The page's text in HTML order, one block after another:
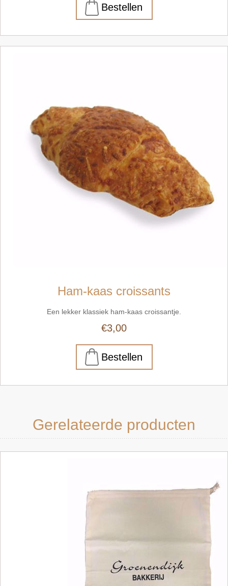
Ham-kaas croissants
Een lekker klassiek ham-kaas croissantje.
€3,00
Gerelateerde producten